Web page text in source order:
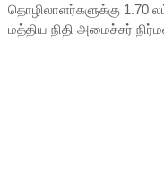
தொழிலாளர்களுக்கு 1.70
மத்திய நிதி அமைச்சர்